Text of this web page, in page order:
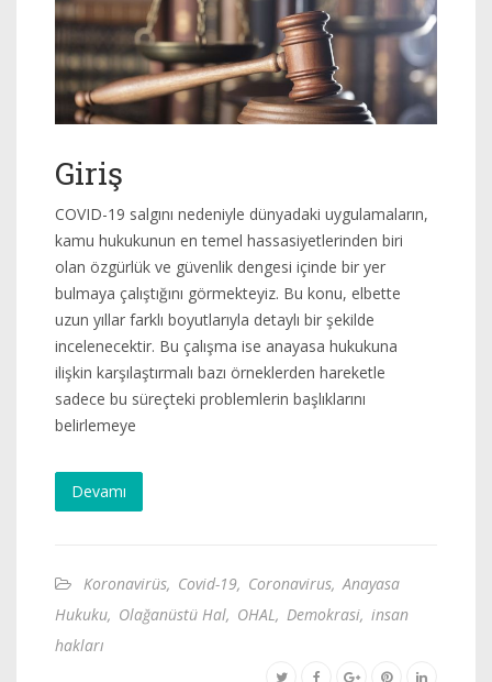
Giriş
COVID-19 salgını nedeniyle dünyadaki uygulamaların,
kamu hukukunun en temel hassasiyetlerinden biri
olan özgürlük ve güvenlik dengesi içinde bir yer
bulmaya çalıştığını görmekteyiz. Bu konu, elbette
uzun yıllar farklı boyutlarıyla detaylı bir şekilde
incelenecektir. Bu çalışma ise anayasa hukukuna
ilişkin karşılaştırmalı bazı örneklerden hareketle
sadece bu süreçteki problemlerin başlıklarını
belirlemeye
Devamı
Koronavirüs, Covid-19, Coronavirus, Anayasa
Hukuku, Olağanüstü Hal, OHAL, Demokrasi, insan
hakları